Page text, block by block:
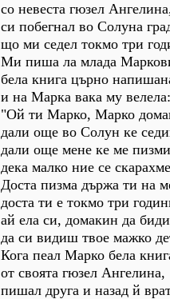
со невеста гюзел
си побегнал во Солуна
що ми седел токмо три
Ми пиша ла млада
бела книга църно
и на Марка вака му велела:
"Ой ти Марко, Марко
дали още во Солун ке
дали още мене ке ме
дека малко ние се
Доста пизма държа ти на
доста ти е токмо три
ай ела си, домакин да
да си видиш твое мажко
Кога пеал Марко бела
от своята гюзел Ангелина,
пишал друга и назад й